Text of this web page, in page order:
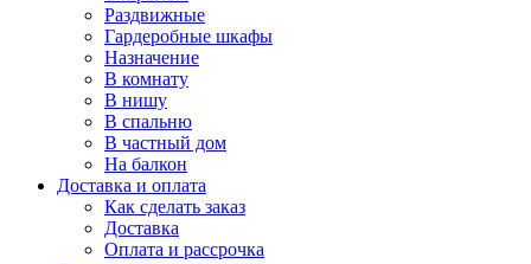
Раздвижные
Гардеробные шкафы
Назначение
В комнату
В нишу
В спальню
В частный дом
На балкон
Доставка и оплата
Как сделать заказ
Доставка
Оплата и рассрочка